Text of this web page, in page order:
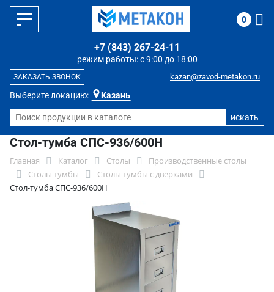
Выберите локацию: Казань
режим работы: с 9:00 до 18:00
+7 (843) 267-24-11
kazan@zavod-metakon.ru
ЗАКАЗАТЬ ЗВОНОК
0
Стол-тумба СПС-936/600Н
Главная Каталог Столы
Производственные столы
Столы тумбы
Столы тумбы с дверками
Стол-тумба СПС-936/600Н